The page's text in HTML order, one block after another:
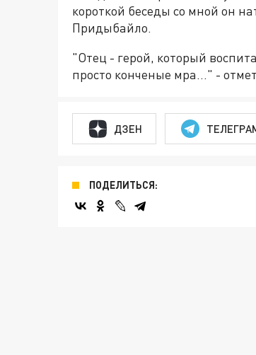
короткой беседы со мной он
Придыбайло.
"Отец - герой, который
просто конченые мра..." -
ДЗЕН
ПОДЕЛИТЬСЯ: